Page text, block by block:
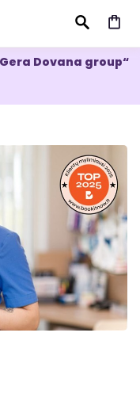
IEŠKOTI
Dovana group“